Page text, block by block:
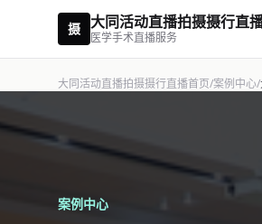
摄 大同活动直播拍摄摄行直
医学手术直播服务
大同活动直播拍摄摄行直播首页/案例中心/
案例中心